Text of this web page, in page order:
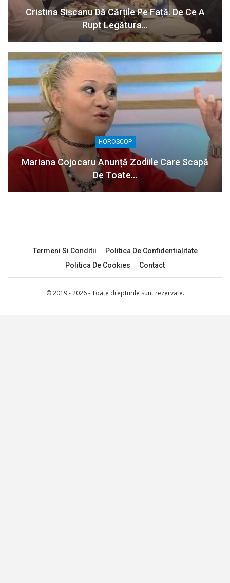
Cristina Șișcanu Dă Cărțile Pe Față. De Ce A
Rupt Legătura…
HOROSCOP
Mariana Cojocaru Anunță Zodiile Care Scapă
De Toate…
Termeni Si Conditii
Politica De Confidentialitate
Politica De Cookies
Contact
© 2019 - 2026 - Toate drepturile sunt rezervate.